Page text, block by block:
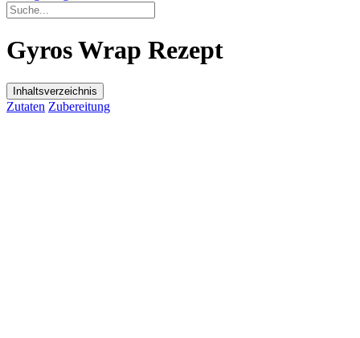
Gyros Wrap Rezept
Inhaltsverzeichnis
Zutaten Zubereitung